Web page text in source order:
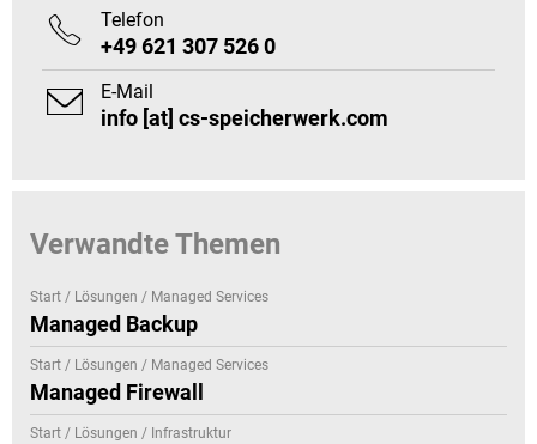
 Telefon
+49 621 307 526 0
 E-Mail
info [at] cs-speicherwerk.com
Verwandte Themen
Start / Lösungen / Managed Services
Managed Backup
Start / Lösungen / Managed Services
Managed Firewall
Start / Lösungen / Infrastruktur